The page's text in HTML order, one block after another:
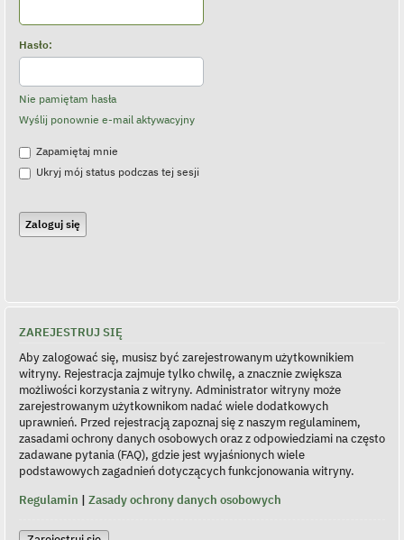
Hasło:
Nie pamiętam hasła
Wyślij ponownie e-mail aktywacyjny
Zapamiętaj mnie
Ukryj mój status podczas tej sesji
ZAREJESTRUJ SIĘ
Aby zalogować się, musisz być zarejestrowanym użytkownikiem
witryny. Rejestracja zajmuje tylko chwilę, a znacznie zwiększa
możliwości korzystania z witryny. Administrator witryny może
zarejestrowanym użytkownikom nadać wiele dodatkowych
uprawnień. Przed rejestracją zapoznaj się z naszym regulaminem,
zasadami ochrony danych osobowych oraz z odpowiedziami na często
zadawane pytania (FAQ), gdzie jest wyjaśnionych wiele
podstawowych zagadnień dotyczących funkcjonowania witryny.
Regulamin | Zasady ochrony danych osobowych